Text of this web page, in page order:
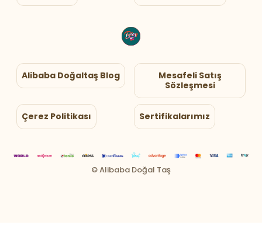
Alibaba Doğaltaş Blog
Mesafeli Satış
Sözleşmesi
Çerez Politikası Sertifikalarımız